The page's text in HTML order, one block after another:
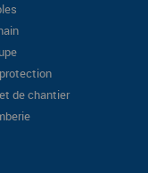
de chantier